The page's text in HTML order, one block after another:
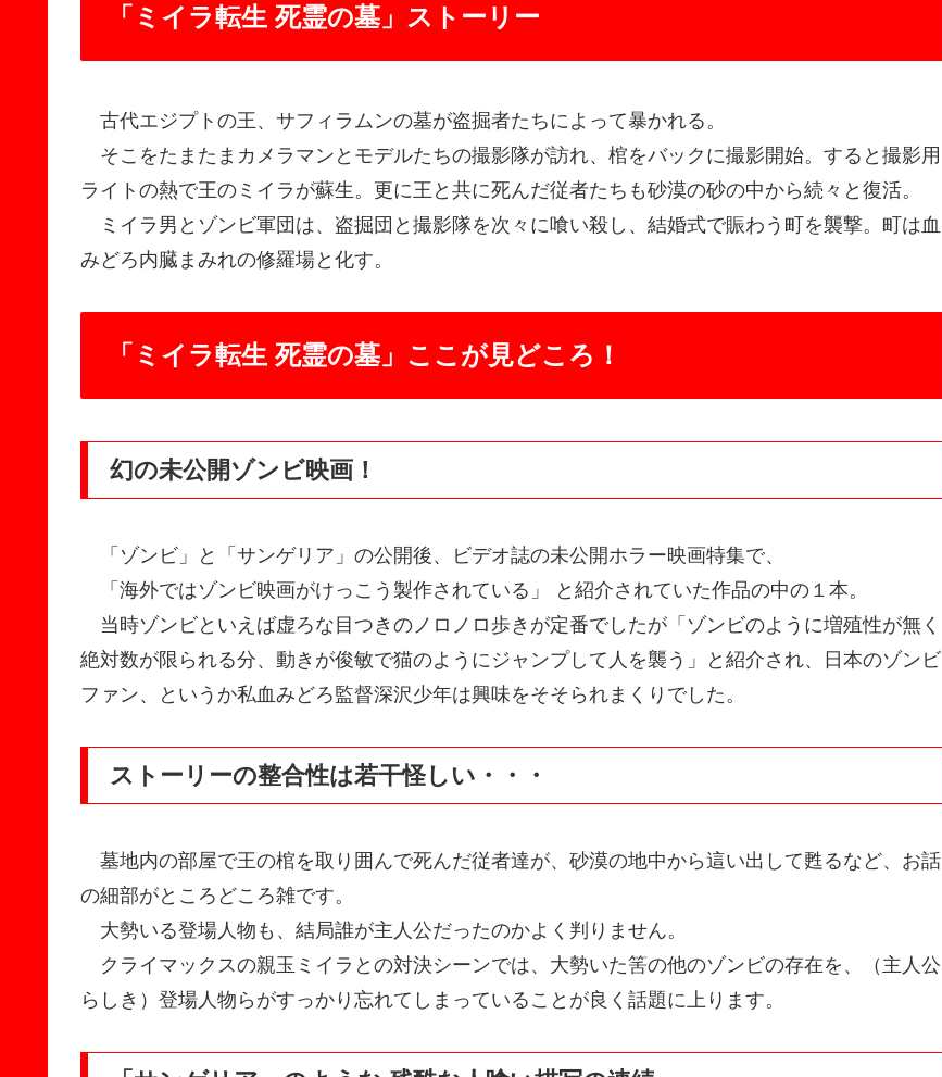
「ミイラ転生 死霊の墓」ストーリー
古代エジプトの王、サフィラムンの墓が盗掘者たちによって暴かれる。
そこをたまたまカメラマンとモデルたちの撮影隊が訪れ、棺をバックに撮影開始。すると撮影用
ライトの熱で王のミイラが蘇生。更に王と共に死んだ従者たちも砂漠の砂の中から続々と復活。
ミイラ男とゾンビ軍団は、盗掘団と撮影隊を次々に喰い殺し、結婚式で賑わう町を襲撃。町は血
みどろ内臓まみれの修羅場と化す。
「ミイラ転生 死霊の墓」ここが見どころ！
幻の未公開ゾンビ映画！
「ゾンビ」と「サンゲリア」の公開後、ビデオ誌の未公開ホラー映画特集で、
「海外ではゾンビ映画がけっこう製作されている」 と紹介されていた作品の中の１本。
当時ゾンビといえば虚ろな目つきのノロノロ歩きが定番でしたが「ゾンビのように増殖性が無く
絶対数が限られる分、動きが俊敏で猫のようにジャンプして人を襲う」と紹介され、日本のゾンビ
ファン、というか私血みどろ監督深沢少年は興味をそそられまくりでした。
ストーリーの整合性は若干怪しい・・・
墓地内の部屋で王の棺を取り囲んで死んだ従者達が、砂漠の地中から這い出して甦るなど、お話
の細部がところどころ雑です。
大勢いる登場人物も、結局誰が主人公だったのかよく判りません。
クライマックスの親玉ミイラとの対決シーンでは、大勢いた筈の他のゾンビの存在を、（主人公
らしき）登場人物らがすっかり忘れてしまっていることが良く話題に上ります。